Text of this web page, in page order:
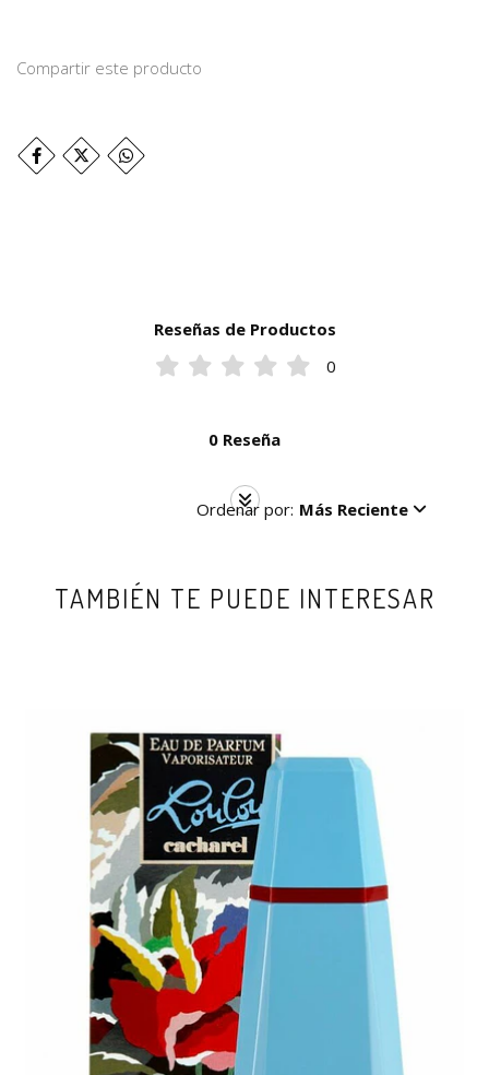
Compartir este producto
Reseñas de Productos
0
0 Reseña
Ordenar por: Más Reciente
TAMBIÉN TE PUEDE INTERESAR